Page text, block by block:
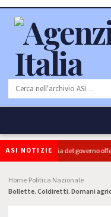
ASI NOTIZIE
"L'Ipocrisia del governo
Home Politica Nazionale
Bollette. Coldiretti. Domani